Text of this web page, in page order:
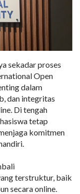
sekadar proses
Open
dalam
dan integritas
Di tengah
tetap
komitmen
terstruktur, baik
secara online.